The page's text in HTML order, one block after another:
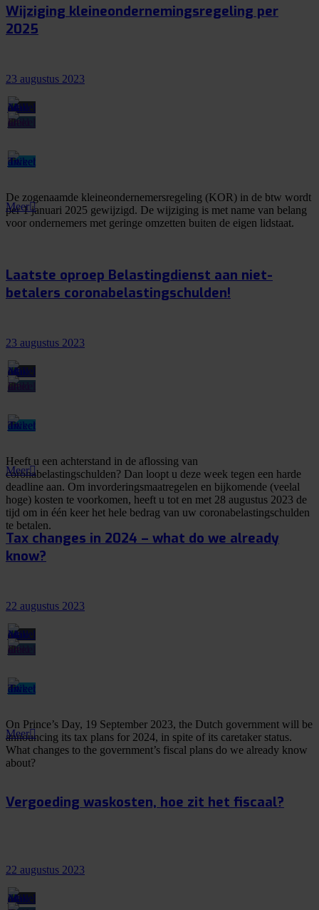
Wijziging kleineondernemingsregeling per
2025
23 augustus 2023
De zogenaamde kleineondernemersregeling (KOR) in de btw wordt
per 1 januari 2025 gewijzigd. De wijziging is met name van belang
voor ondernemers met geringe omzetten buiten de eigen lidstaat.
Meer
Laatste oproep Belastingdienst aan niet-
betalers coronabelastingschulden!
23 augustus 2023
Heeft u een achterstand in de aflossing van
coronabelastingschulden? Dan loopt u deze week tegen een harde
deadline aan. Om invorderingsmaatregelen en bijkomende (veelal
hoge) kosten te voorkomen, heeft u tot en met 28 augustus 2023 de
tijd om in één keer het hele bedrag van uw coronabelastingschulden
te betalen.
Meer
Tax changes in 2024 – what do we already
know?
22 augustus 2023
On Prince’s Day, 19 September 2023, the Dutch government will be
announcing its tax plans for 2024, in spite of its caretaker status.
What changes to the government’s fiscal plans do we already know
about?
Meer
Vergoeding waskosten, hoe zit het fiscaal?
22 augustus 2023